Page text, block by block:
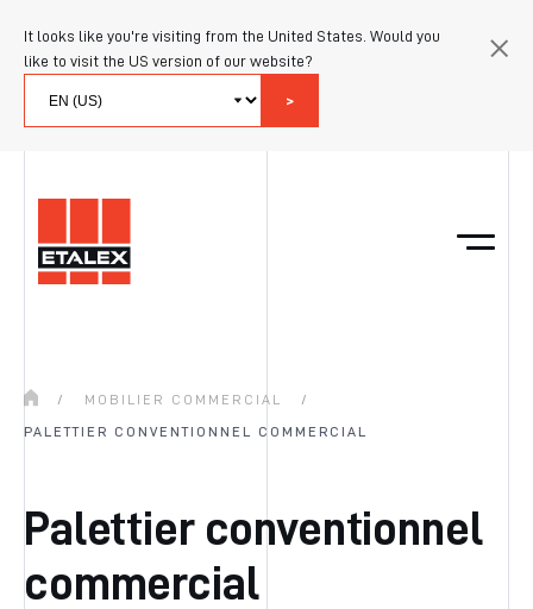
It looks like you're visiting from the United States. Would you
like to visit the US version of our website?
>
/ MOBILIER COMMERCIAL /
PALETTIER CONVENTIONNEL COMMERCIAL
Palettier conventionnel
commercial